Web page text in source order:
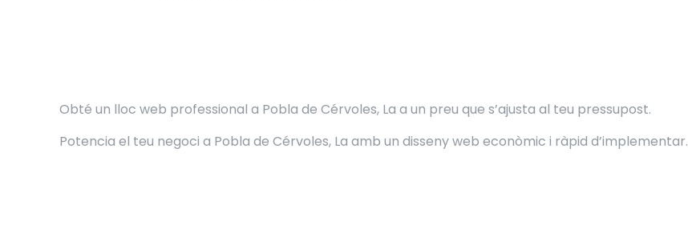
Obté un lloc web professional a Pobla de Cérvoles, La a un preu que s’ajusta al teu pressupost.
Potencia el teu negoci a Pobla de Cérvoles, La amb un disseny web econòmic i ràpid d’implementar.